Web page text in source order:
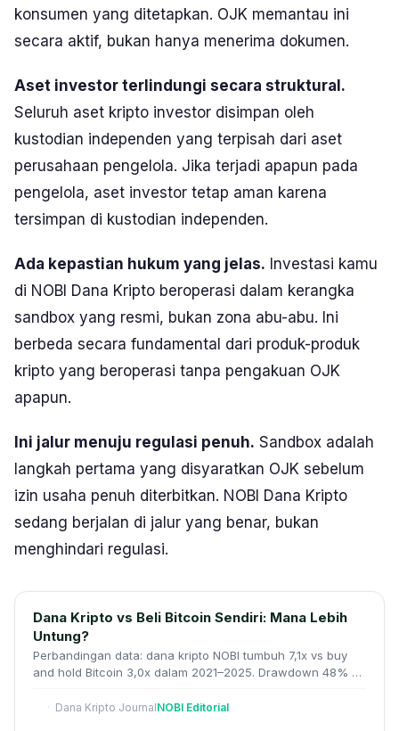
konsumen yang ditetapkan. OJK memantau ini
secara aktif, bukan hanya menerima dokumen.
Aset investor terlindungi secara struktural.
Seluruh aset kripto investor disimpan oleh
kustodian independen yang terpisah dari aset
perusahaan pengelola. Jika terjadi apapun pada
pengelola, aset investor tetap aman karena
tersimpan di kustodian independen.
Ada kepastian hukum yang jelas. Investasi kamu
di NOBI Dana Kripto beroperasi dalam kerangka
sandbox yang resmi, bukan zona abu-abu. Ini
berbeda secara fundamental dari produk-produk
kripto yang beroperasi tanpa pengakuan OJK
apapun.
Ini jalur menuju regulasi penuh. Sandbox adalah
langkah pertama yang disyaratkan OJK sebelum
izin usaha penuh diterbitkan. NOBI Dana Kripto
sedang berjalan di jalur yang benar, bukan
menghindari regulasi.
Dana Kripto vs Beli Bitcoin Sendiri: Mana Lebih
Untung?
Perbandingan data: dana kripto NOBI tumbuh 7,1x vs buy
and hold Bitcoin 3,0x dalam 2021–2025. Drawdown 48% vs
Dana Kripto JournalNOBI Editorial